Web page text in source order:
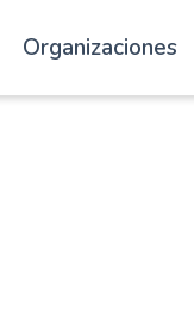
Organizaciones